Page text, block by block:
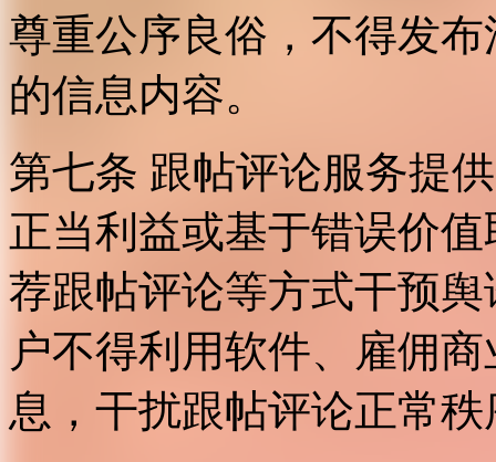
尊重公序良俗，不得发
的信息内容。
第七条 跟帖评论服务提
正当利益或基于错误价
荐跟帖评论等方式干预
户不得利用软件、雇佣
息，干扰跟帖评论正常